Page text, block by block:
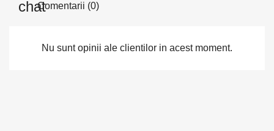
Comentarii (0)
Nu sunt opinii ale clientilor in acest moment.